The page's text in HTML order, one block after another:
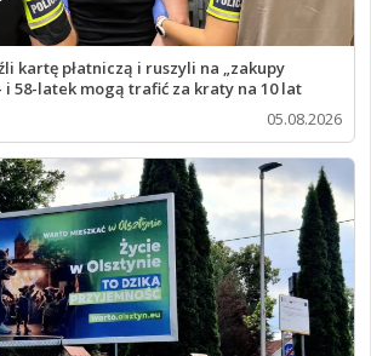
kartę płatniczą i ruszyli na „zakupy
i 58-latek mogą trafić za kraty na 10 lat
05.08.2026